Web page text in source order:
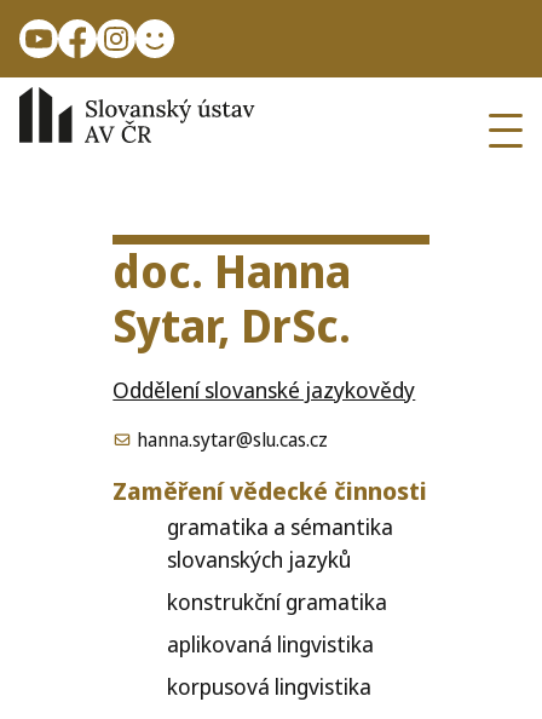
doc. Hanna
Sytar, DrSc.
Oddělení slovanské jazykovědy
hanna.sytar@slu.cas.cz
Zaměření vědecké činnosti
gra­ma­ti­ka a séman­ti­ka
slo­van­ských jazyků
kon­strukč­ní gramatika
apli­ko­va­ná lingvistika
kor­pu­so­vá lingvistika